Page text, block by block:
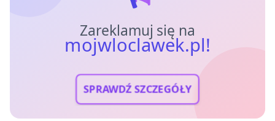
Zareklamuj się na
mojwloclawek.pl!
SPRAWDŹ SZCZEGÓŁY